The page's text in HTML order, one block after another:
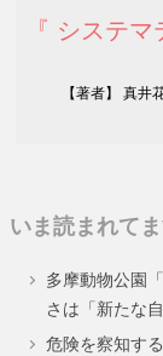
『 システ
【著者】 真井
いま読まれて
多摩動物公園
さは「新たな
危険を察知す